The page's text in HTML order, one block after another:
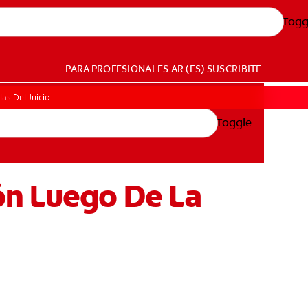
PARA PROFESIONALES AR (ES) SUSCRIBITE
Toggle
Del Juicio
Luego De La